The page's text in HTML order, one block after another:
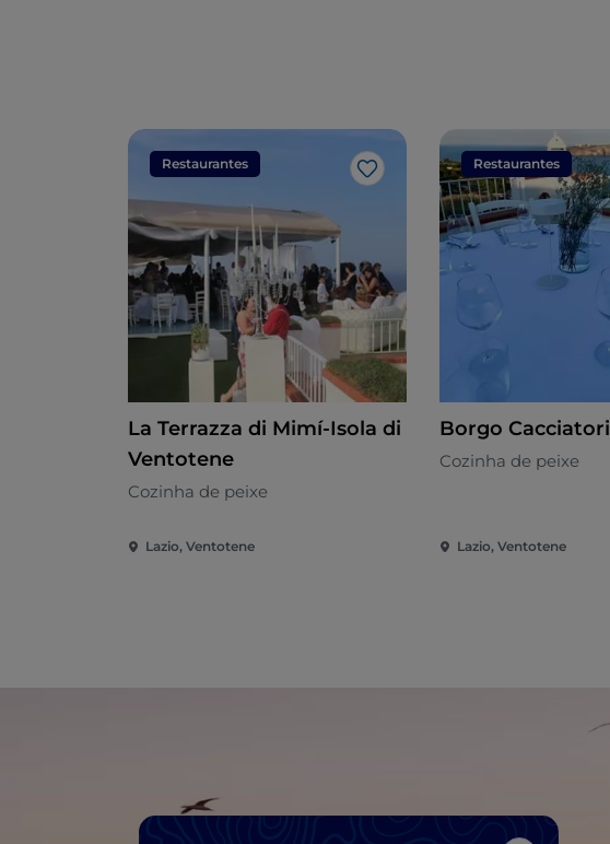
Restaurantes
Gosto
La Terrazza di Mimí-Isola di
Ventotene
Cozinha de peixe
Lazio, Ventotene
Restaurantes
Borgo Cacciatori
Cozinha de peixe
Lazio, Ventotene